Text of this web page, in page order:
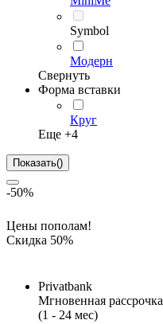
Symbol
Модерн
Свернуть
Форма вставки
Круг
Еще +4
Показать()
-50%
Цены пополам!
Скидка 50%
Privatbank
Мгновенная рассрочка
(1 - 24 мес)